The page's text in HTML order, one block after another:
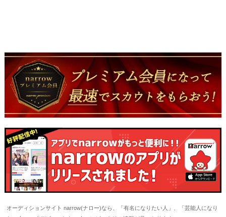
オーディションサイト narrow(ナロー)なら、「有名になりたい人」、「芸能人になり